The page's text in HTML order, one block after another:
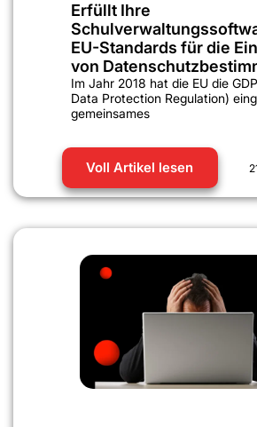
Erfüllt Ihre
EU-Standards für die
von
Im Jahr 2018 hat die EU die
Data Protection Regulation)
gemeinsames
Voll Artikel lesen